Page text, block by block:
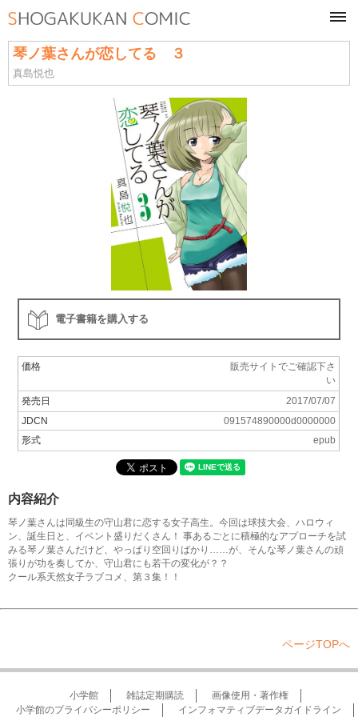
琴ノ葉さんが恋してる ３
真島悦也
電子書籍を購入する
価格
販売サイトでご確認下さ
い
発売日
2017/07/07
JDCN
091574890000d0000000
形式
epub
内容紹介
琴ノ葉さんは同級生の守山君に恋する女子高生。今回は球技大会、ハロウィ
ン、誕生日と、イベント盛りだくさん！ 事あるごとに積極的なアプローチを試
みる琴ノ葉さんだけど、やっぱり空回りばかり……が、そんな琴ノ葉さんの頑
張りが功を奏してか、守山君にも若干の変化が？？
クール系天然女子ラブコメ、第３集！！
ページTOPへ
小学館 雑誌定期購読
画像使用・著作権
小学館のプライバシーポリシー
インフォマティブデータガイドライン